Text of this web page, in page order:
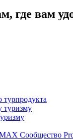
где вам
турпродукта
туризму
Сообщество